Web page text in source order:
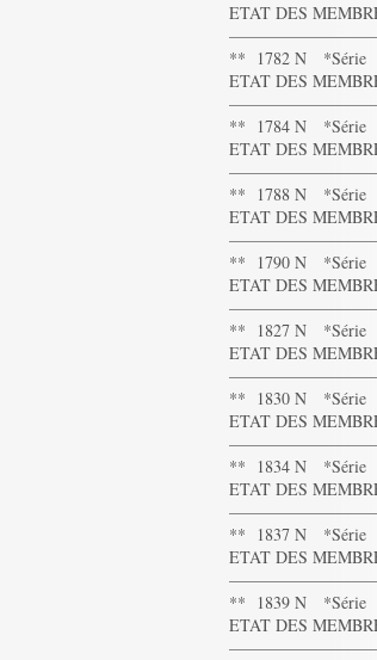
ETAT DES
** 1782 N
ETAT DES
** 1784 N
ETAT DES
** 1788 N
ETAT DES
** 1790 N
ETAT DES
** 1827 N
ETAT DES
** 1830 N
ETAT DES
** 1834 N
ETAT DES
** 1837 N
ETAT DES
** 1839 N
ETAT DES